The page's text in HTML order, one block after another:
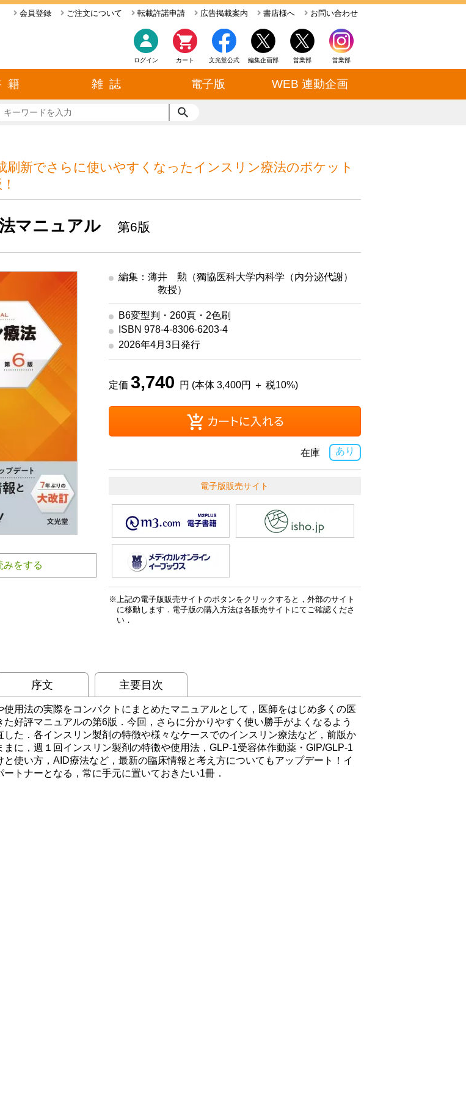
お問い合わせ
書店様へ
広告掲載案内
転載許諾申請
ご注文について
会員登録
営業部
営業部
編集企画部
文光堂公式
カート
ログイン
籍 雑 誌 電子版 WEB 連動企画
刷新でさらに使いやすくなったインスリン療法のポケット
マニュアル 第6版
みをする
編集：薄井 勲（獨協医科大学内科学（内分泌代謝）
教授）
B6変型判・260頁・2色刷
ISBN 978-4-8306-6203-4
2026年4月3日発行
定価 3,740 円 (本体 3,400円 ＋ 税10%)
あり
在庫
電子版販売サイト
上記の電子版販売サイトのボタンをクリックすると，外部のサイト
に移動します．電子版の購入方法は各販売サイトにてご確認くださ
い．
序文 主要目次
使用法の実際をコンパクトにまとめたマニュアルとして，医師をはじめ多くの医
好評マニュアルの第6版．今回，さらに分かりやすく使い勝手がよくなるよう
した．各インスリン製剤の特徴や様々なケースでのインスリン療法など，前版か
まに，週１回インスリン製剤の特徴や使用法，GLP-1受容体作動薬・GIP/GLP-1
と使い方，AID療法など，最新の臨床情報と考え方についてもアップデート！イ
トナーとなる，常に手元に置いておきたい1冊．